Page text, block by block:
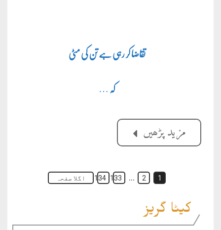
تقاضا کر رہی ہے تن کی مٹی
کہ
مزید پڑھیں
1
2
…
133
134 اگلا صفحہ
کیٹا گریز